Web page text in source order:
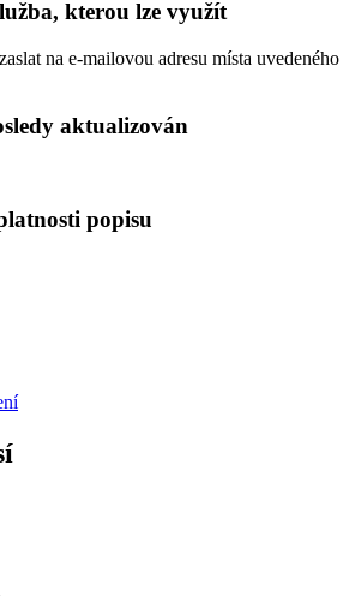
kterou lze využít
na e-mailovou adresu místa uvedeného
aktualizován
popisu